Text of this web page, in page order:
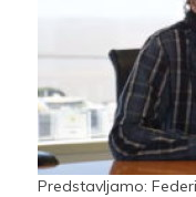
Predstavljamo: